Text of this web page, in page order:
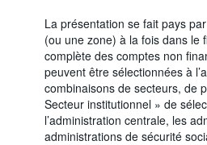
La présentation se fait pays
(ou une zone) à la fois dans le
complète des comptes non
peuvent être sélectionnées à
combinaisons de secteurs, de
Secteur institutionnel » de
l’administration centrale, les
administrations de sécurité